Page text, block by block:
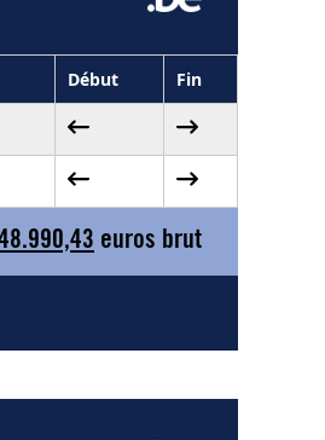
Début Fin
euros brut